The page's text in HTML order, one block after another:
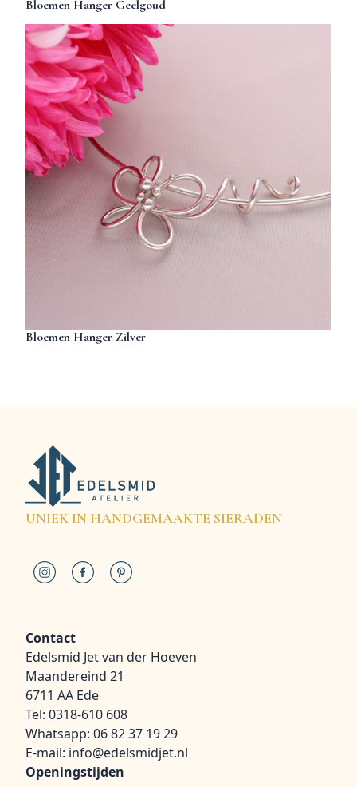
Bloemen Hanger Geelgoud
Bloemen Hanger Zilver
UNIEK IN HANDGEMAAKTE SIERADEN
Contact
Edelsmid Jet van der Hoeven
Maandereind 21
6711 AA Ede
Tel: 0318-610 608
Whatsapp: 06 82 37 19 29
E-mail: info@edelsmidjet.nl
Openingstijden